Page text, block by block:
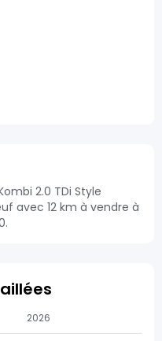
2.0 TDi Style
avec 12 km à vendre à
2026